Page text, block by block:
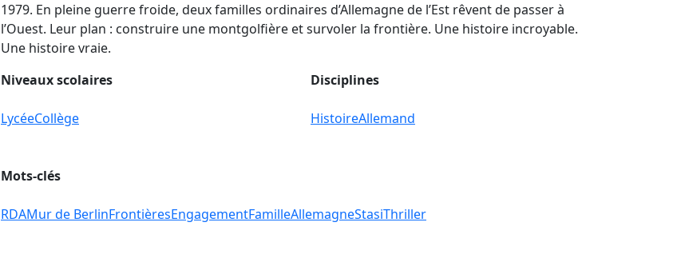
1979. En pleine guerre froide, deux familles ordinaires d’Allemagne de l’Est rêvent de passer à
l’Ouest. Leur plan : construire une montgolfière et survoler la frontière. Une histoire incroyable.
Une histoire vraie.
Niveaux scolaires
LycéeCollège
Disciplines
HistoireAllemand
Mots-clés
RDAMur de BerlinFrontièresEngagementFamilleAllemagneStasiThriller